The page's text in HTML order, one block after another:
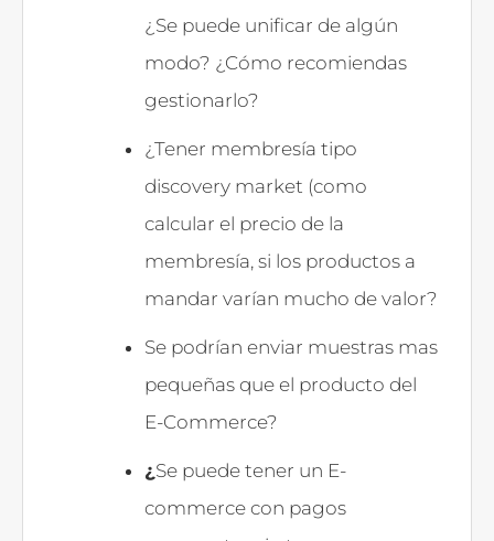
¿Se puede unificar de algún
modo? ¿Cómo recomiendas
gestionarlo?
¿Tener membresía tipo
discovery market (como
calcular el precio de la
membresía, si los productos a
mandar varían mucho de valor?
Se podrían enviar muestras mas
pequeñas que el producto del
E-Commerce?
¿ Se puede tener un E-
commerce con pagos